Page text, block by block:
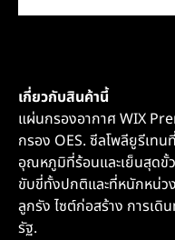
เกี่ยวกับสินค้านี้
แผ่นกรองอากาศ WIX
กรอง OES. ซีลโพลียูรีเท
อุณหภูมิที่ร้อนและเย็นสุดขั้
ขับขี่ทั้งปกติและที่หนักหน่ว
ลูกรัง ไซต์ก่อสร้าง การเดิน
รัฐ.